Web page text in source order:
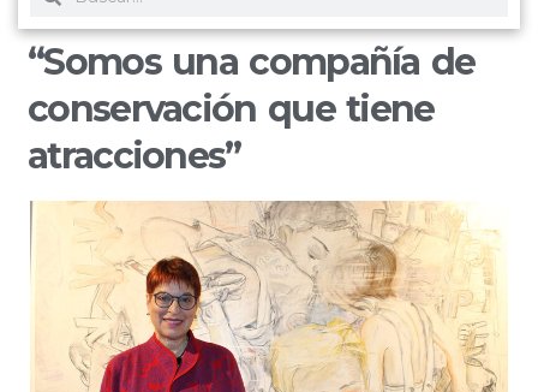
“Somos una compañía de
conservación que tiene
atracciones”